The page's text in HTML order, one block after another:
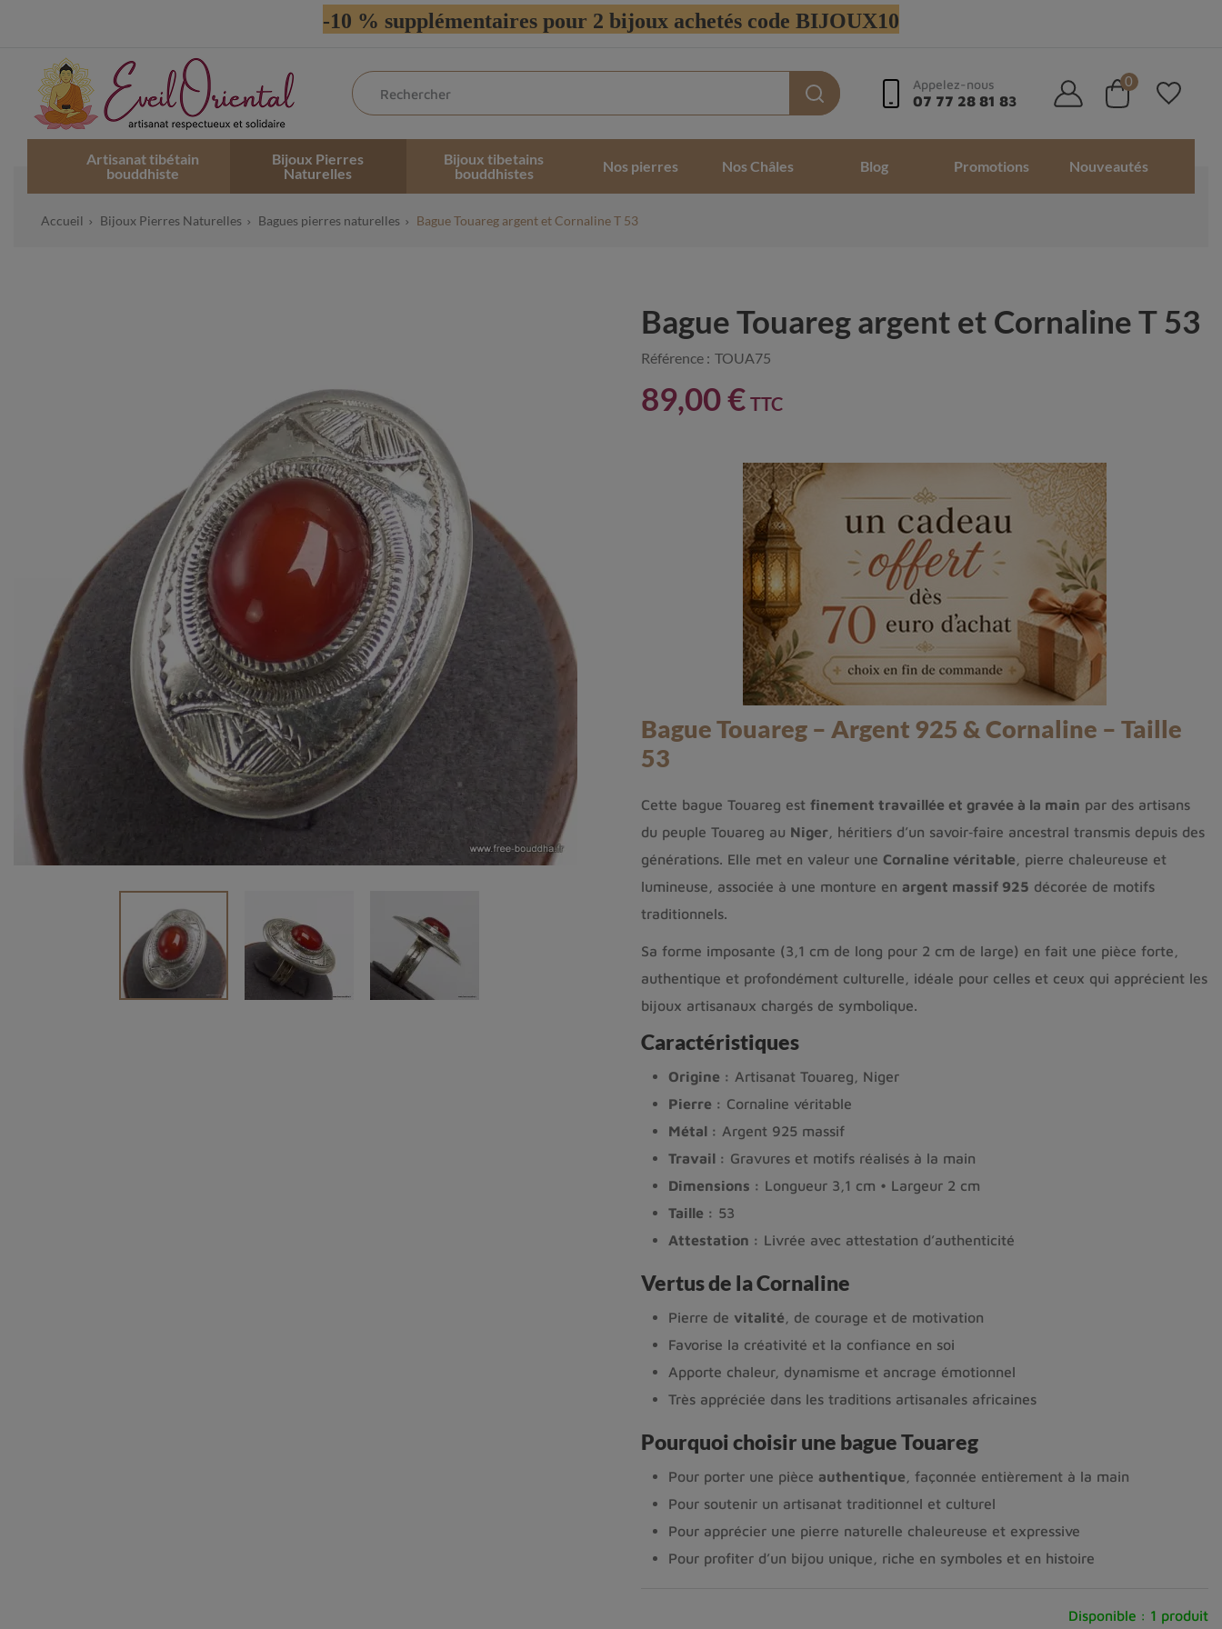
-10 % supplémentaires pour 2 bijoux achetés code BIJOUX10
Appelez-nous
07 77 28 81 83
0
Artisanat tibétain
bouddhiste
Bijoux Pierres
Naturelles
Bijoux tibetains
bouddhistes
Nos pierres Nos Châles Blog Promotions Nouveautés
Accueil Bijoux Pierres Naturelles Bagues pierres naturelles Bague Touareg argent et Cornaline T 53
Bague Touareg argent et Cornaline T 53
Référence : TOUA75
89,00 € TTC
Bague Touareg – Argent 925 & Cornaline – Taille
53
Cette bague Touareg est finement travaillée et gravée à la main par des artisans
du peuple Touareg au Niger, héritiers d’un savoir‑faire ancestral transmis depuis des
générations. Elle met en valeur une Cornaline véritable , pierre chaleureuse et
lumineuse, associée à une monture en argent massif 925 décorée de motifs
traditionnels.
Sa forme imposante (3,1 cm de long pour 2 cm de large) en fait une pièce forte,
authentique et profondément culturelle, idéale pour celles et ceux qui apprécient les
bijoux artisanaux chargés de symbolique.
Caractéristiques
Origine : Artisanat Touareg, Niger
Pierre : Cornaline véritable
Métal : Argent 925 massif
Travail : Gravures et motifs réalisés à la main
Dimensions : Longueur 3,1 cm • Largeur 2 cm
Taille : 53
Attestation : Livrée avec attestation d’authenticité
Vertus de la Cornaline
Pierre de vitalité , de courage et de motivation
Favorise la créativité et la confiance en soi
Apporte chaleur, dynamisme et ancrage émotionnel
Très appréciée dans les traditions artisanales africaines
Pourquoi choisir une bague Touareg
Pour porter une pièce authentique , façonnée entièrement à la main
Pour soutenir un artisanat traditionnel et culturel
Pour apprécier une pierre naturelle chaleureuse et expressive
Pour profiter d’un bijou unique, riche en symboles et en histoire
Disponible : 1 produit